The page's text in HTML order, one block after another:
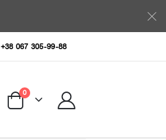
+38 067 305-99-88
0